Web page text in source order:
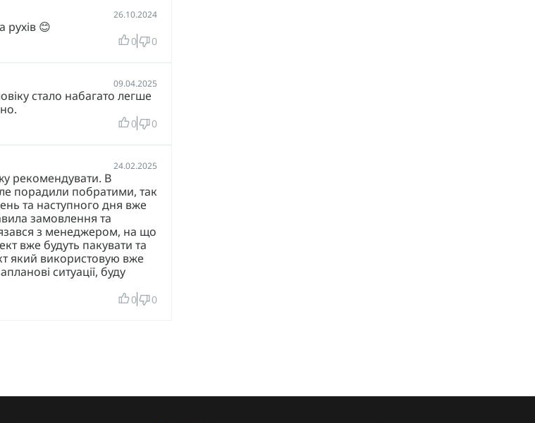
а также для ситуаций,
(UHMWPE/СВМПЭ).
защитой.
26.10.2024
рухів 😊
0 0
09.04.2025
стало набагато легше
0 0
24.02.2025
рекомендувати. В
порадили побратими, так
та наступного дня вже
замовлення та
з менеджером, на що
вже будуть пакувати та
який використовую вже
ситуації, буду
0 0